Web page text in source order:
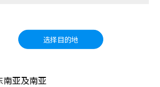
选择目的地
太平洋岛屿